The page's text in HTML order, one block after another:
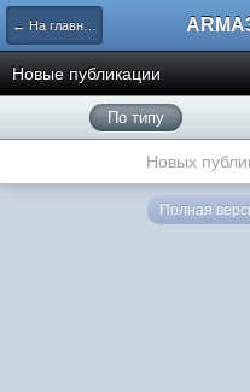
← На главную
Новые публикации
По типу
Новых
Полная